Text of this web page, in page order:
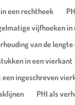
een rechthoek
vijfhoeken in
van de
in een vierkant
een ingeschreven
PHI als